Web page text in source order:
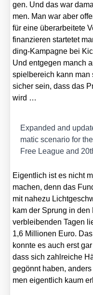
gen. Und das war
men. Man war aber
für eine über­ar­bei­te­te
finan­zie­ren star­te­tet
ding-Kam­pa­gne bei
Und ent­ge­gen manch
spiel­be­reich kann man
sicher sein, dass das
wird …
Expan­ded and
ma­tic sce­na­rio for
Free League and
Eigent­lich ist es nicht
ma­chen, denn das
mit nahe­zu
kam der Sprung in
ver­blei­ben­den Tagen
1,6 Mil­lio­nen Euro.
konn­te es auch erst
dass sich zahl­rei­che
gegönnt haben,
men eigent­lich kaum